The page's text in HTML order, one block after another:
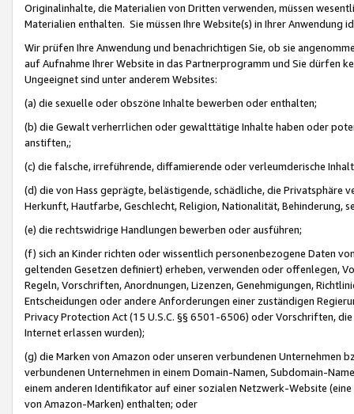
Originalinhalte, die Materialien von Dritten verwenden, müssen
Materialien enthalten. Sie müssen Ihre Website(s) in Ihrer Anwendung
Wir prüfen Ihre Anwendung und benachrichtigen Sie, ob sie
auf Aufnahme Ihrer Website in das Partnerprogramm und Sie dürfen
Ungeeignet sind unter anderem Websites:
(a) die sexuelle oder obszöne Inhalte bewerben oder enthalten;
(b) die Gewalt verherrlichen oder gewalttätige Inhalte haben oder
anstiften,;
(c) die falsche, irreführende, diffamierende oder verleumderische
(d) die von Hass geprägte, belästigende, schädliche, die Privatsphäre
Herkunft, Hautfarbe, Geschlecht, Religion, Nationalität, Behinderung,
(e) die rechtswidrige Handlungen bewerben oder ausführen;
(f) sich an Kinder richten oder wissentlich personenbezogene Daten
geltenden Gesetzen definiert) erheben, verwenden oder offenlegen,
Regeln, Vorschriften, Anordnungen, Lizenzen, Genehmigungen,
Entscheidungen oder andere Anforderungen einer zuständigen
Privacy Protection Act (15 U.S.C. §§ 6501-6506) oder Vorschriften,
Internet erlassen wurden);
(g) die Marken von Amazon oder unseren verbundenen Unternehmen
verbundenen Unternehmen in einem Domain-Namen, Subdomain-
einem anderen Identifikator auf einer sozialen Netzwerk-Website
von Amazon-Marken) enthalten; oder